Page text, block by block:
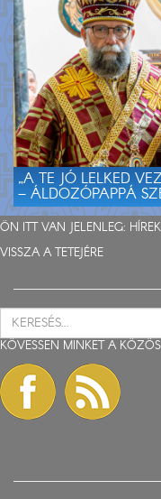
„A TE JÓ LELKED
– ÁLDOZÓPAPPÁ
ÖN ITT VAN JELENLEG: HÍREK
VISSZA A TETEJÉRE
KÖVESSEN MINKET A